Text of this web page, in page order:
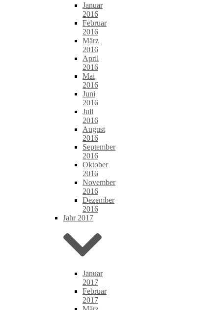
Januar
2016
Februar
2016
März
2016
April
2016
Mai
2016
Juni
2016
Juli
2016
August
2016
September
2016
Oktober
2016
November
2016
Dezember
2016
Jahr 2017
Januar
2017
Februar
2017